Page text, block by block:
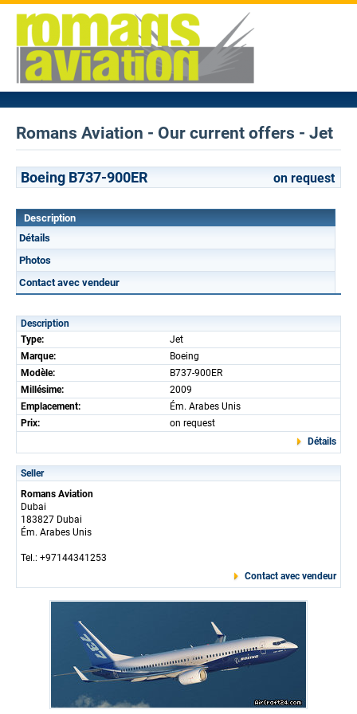
Romans Aviation - Our current offers - Jet
Boeing B737-900ER on request
Description
Détails
Photos
Contact avec vendeur
Description
Type:
Jet
Marque:
Boeing
Modèle:
B737-900ER
Millésime:
2009
Emplacement:
Ém. Arabes Unis
Prix:
on request
Détails
Seller
Romans Aviation
Dubai
183827 Dubai
Ém. Arabes Unis
Tel.: +97144341253
Contact avec vendeur